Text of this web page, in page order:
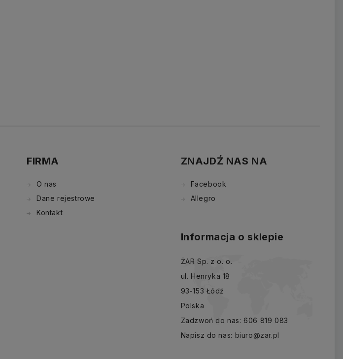
FIRMA
O nas
Dane rejestrowe
Kontakt
ZNAJDŹ NAS NA
Facebook
Allegro
Informacja o sklepie
ŻAR Sp. z o. o.
ul. Henryka 18
93-153 Łódź
Polska
Zadzwoń do nas: 606 819 083
Napisz do nas: biuro@zar.pl